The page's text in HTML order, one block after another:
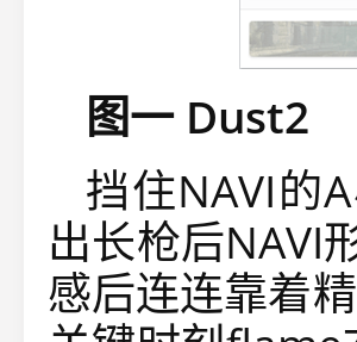
图一 Dust2
挡住NAVI的
出长枪后NAVI
感后连连靠着